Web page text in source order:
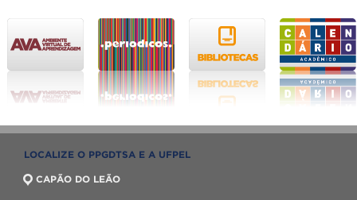
LOCALIZE O PPGDTSA E A UFPEL
CAPÃO DO LEÃO